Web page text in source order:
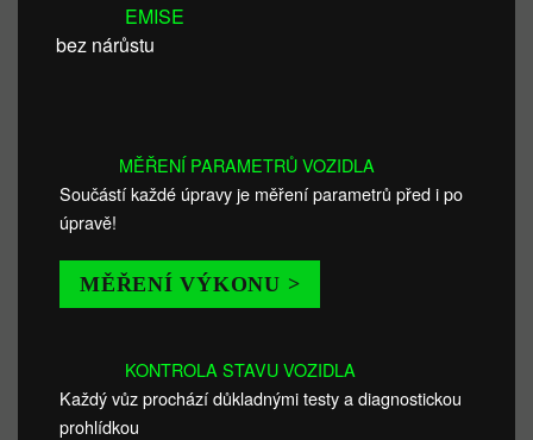
EMISE
bez nárůstu
MĚŘENÍ PARAMETRŮ VOZIDLA
Součástí každé úpravy je měření parametrů před i po
úpravě!
MĚŘENÍ VÝKONU >
KONTROLA STAVU VOZIDLA
Každý vůz prochází důkladnými testy a diagnostickou
prohlídkou